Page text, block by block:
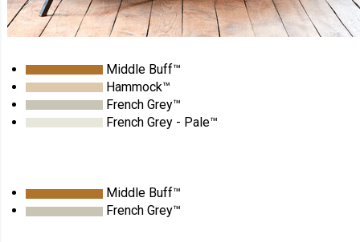
Middle Buff™
Hammock™
French Grey™
French Grey - Pale™
Middle Buff™
French Grey™